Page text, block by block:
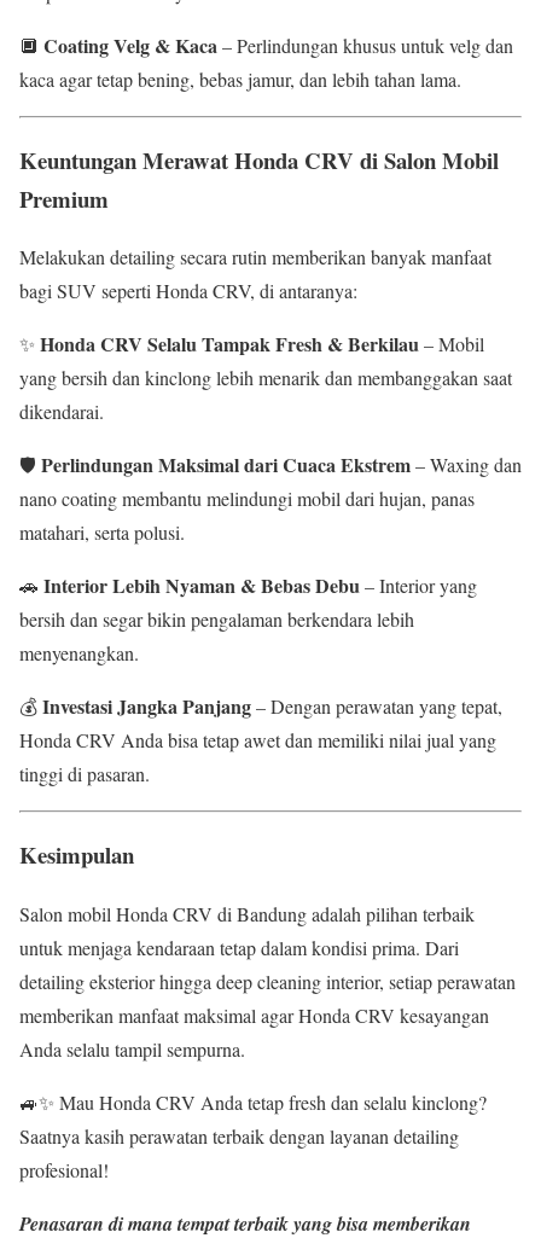
🔲 Coating Velg & Kaca– Perlindungan khusus untuk velg dan
kaca agar tetap bening, bebas jamur, dan lebih tahan lama.
Keuntungan Merawat Honda CRV di Salon Mobil
Premium
Melakukan detailing secara rutin memberikan banyak manfaat
bagi SUV seperti Honda CRV, di antaranya:
✨ Honda CRV Selalu Tampak Fresh & Berkilau– Mobil
yang bersih dan kinclong lebih menarik dan membanggakan saat
dikendarai.
🛡 Perlindungan Maksimal dari Cuaca Ekstrem– Waxing dan
nano coating membantu melindungi mobil dari hujan, panas
matahari, serta polusi.
🚗 Interior Lebih Nyaman & Bebas Debu– Interior yang
bersih dan segar bikin pengalaman berkendara lebih
menyenangkan.
💰Investasi Jangka Panjang– Dengan perawatan yang tepat,
Honda CRV Anda bisa tetap awet dan memiliki nilai jual yang
tinggi di pasaran.
Kesimpulan
Salon mobil Honda CRV di Bandung adalah pilihan terbaik
untuk menjaga kendaraan tetap dalam kondisi prima. Dari
detailing eksterior hingga deep cleaning interior, setiap perawatan
memberikan manfaat maksimal agar Honda CRV kesayangan
Anda selalu tampil sempurna.
🚙✨ Mau Honda CRV Anda tetap fresh dan selalu kinclong?
Saatnya kasih perawatan terbaik dengan layanan detailing
profesional!
Penasaran di mana tempat terbaik yang bisa memberikan